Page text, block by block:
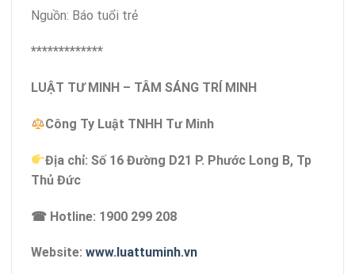
Nguồn: Báo tuổi trẻ
*************
LUẬT TƯ MINH – TÂM SÁNG TRÍ MINH
Công Ty Luật TNHH Tư Minh
Địa chỉ: Số 16 Đường D21 P. Phước Long B, Tp
Thủ Đức
☎ Hotline: 1900 299 208
Website: www.luattuminh.vn